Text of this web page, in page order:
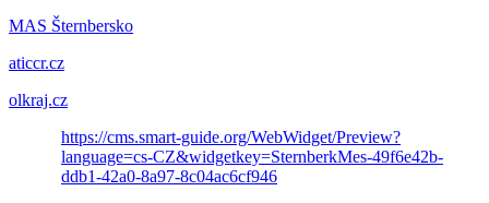
MAS Šternbersko
aticcr.cz
olkraj.cz
https://cms.smart-guide.org/WebWidget/Preview?
language=cs-CZ&widgetkey=SternberkMes-49f6e42b-
ddb1-42a0-8a97-8c04ac6cf946